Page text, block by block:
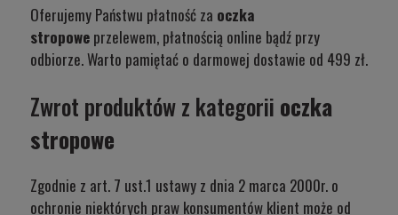
Oferujemy Państwu płatność za oczka
stropowe przelewem, płatnością online bądź przy
odbiorze. Warto pamiętać o darmowej dostawie od 499 zł.
Zwrot produktów z kategorii oczka
stropowe
Zgodnie z art. 7 ust.1 ustawy z dnia 2 marca 2000r. o
ochronie niektórych praw konsumentów klient może od